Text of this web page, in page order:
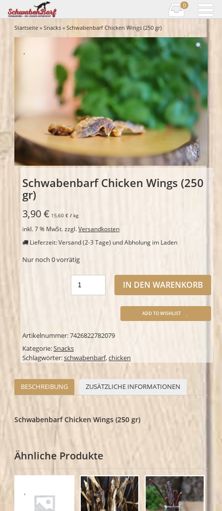
0
Startseite »Snacks » Schwabenbarf Chicken Wings (250 gr)
Schwabenbarf Chicken Wings (250
gr)
3,90€ 15,60 € / kg
inkl. 7 % MwSt. zzgl. Versandkosten
Lieferzeit: Versand (2-3 Tage) und Abholung im Laden
Nur noch 0 vorrätig
IN DEN WARENKORB
ADD TO WISHLIST
Artikelnummer:7426822782079
Kategorie:Snacks
Schlagwörter:schwabenbarf,chicken
BESCHREIBUNG ZUSÄTZLICHE INFORMATIONEN
Schwabenbarf Chicken Wings (250 gr)
Ähnliche Produkte